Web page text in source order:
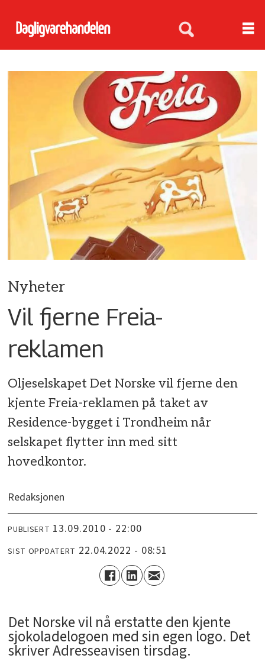
Nyheter
Vil fjerne Freia-
reklamen
Oljeselskapet Det Norske vil fjerne den
kjente Freia-reklamen på taket av
Residence-bygget i Trondheim når
selskapet flytter inn med sitt
hovedkontor.
Redaksjonen
PUBLISERT 13.09.2010 - 22:00
SIST OPPDATERT 22.04.2022 - 08:51
Det Norske vil nå erstatte den kjente
sjokoladelogoen med sin egen logo. Det
skriver Adresseavisen tirsdag.